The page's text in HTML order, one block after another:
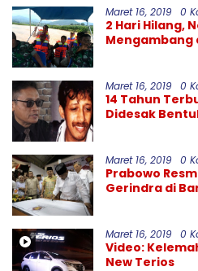
Maret 16, 2019 0
2 Hari Hilang,
Mengambang
Maret 16, 2019 0
14 Tahun
Didesak
Maret 16, 2019 0
Prabowo
Gerindra di
Maret 16, 2019 0
Video:
New Terios